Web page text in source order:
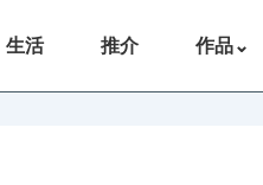
生活 推介 作品⌄